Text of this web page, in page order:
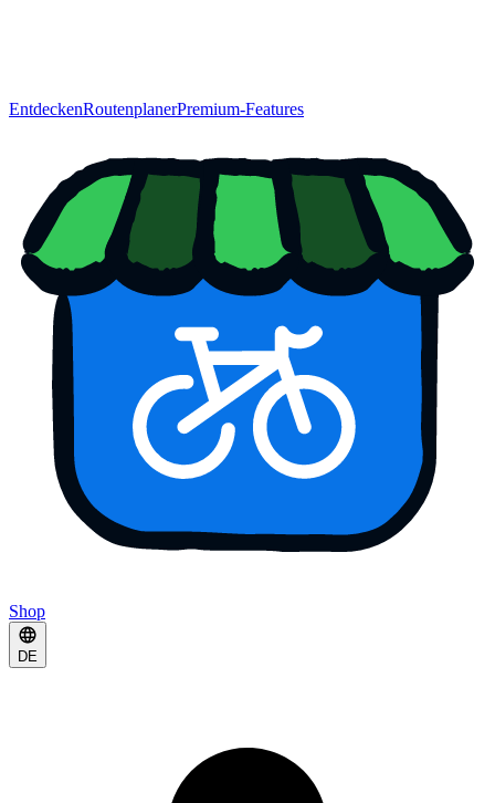
EntdeckenRoutenplanerPremium-Features
Shop
DE